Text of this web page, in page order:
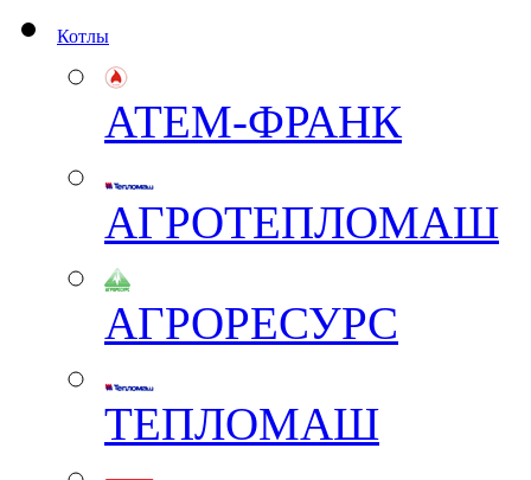
Котлы
АТЕМ-ФРАНК
АГРОТЕПЛОМАШ
АГРОРЕСУРС
ТЕПЛОМАШ